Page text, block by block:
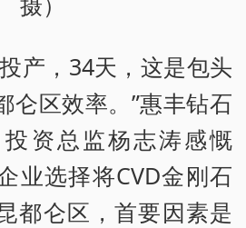
摄）
产，34天，这是包头
仑区效率。”惠丰钻石
资总监杨志涛感慨
业选择将CVD金刚石
都仑区，首要因素是